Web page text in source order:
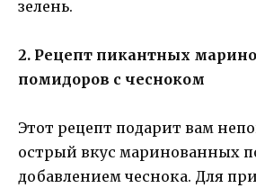
зелень.
2. Рецепт пикантных
помидоров с чесноком
Этот рецепт подарит вам
острый вкус маринованных
добавлением чеснока. Для